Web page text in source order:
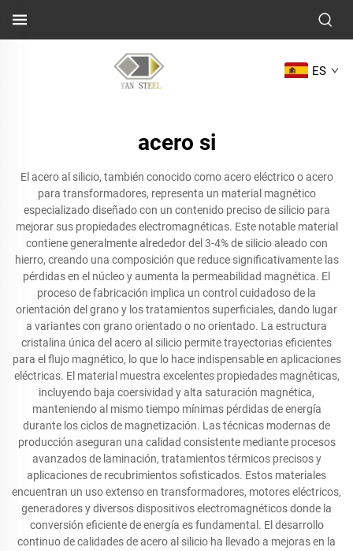
ES
acero si
El acero al silicio, también conocido como acero eléctrico o acero
para transformadores, representa un material magnético
especializado diseñado con un contenido preciso de silicio para
mejorar sus propiedades electromagnéticas. Este notable material
contiene generalmente alrededor del 3-4% de silicio aleado con
hierro, creando una composición que reduce significativamente las
pérdidas en el núcleo y aumenta la permeabilidad magnética. El
proceso de fabricación implica un control cuidadoso de la
orientación del grano y los tratamientos superficiales, dando lugar
a variantes con grano orientado o no orientado. La estructura
cristalina única del acero al silicio permite trayectorias eficientes
para el flujo magnético, lo que lo hace indispensable en aplicaciones
eléctricas. El material muestra excelentes propiedades magnéticas,
incluyendo baja coersividad y alta saturación magnética,
manteniendo al mismo tiempo mínimas pérdidas de energía
durante los ciclos de magnetización. Las técnicas modernas de
producción aseguran una calidad consistente mediante procesos
avanzados de laminación, tratamientos térmicos precisos y
aplicaciones de recubrimientos sofisticados. Estos materiales
encuentran un uso extenso en transformadores, motores eléctricos,
generadores y diversos dispositivos electromagnéticos donde la
conversión eficiente de energía es fundamental. El desarrollo
continuo de calidades de acero al silicio ha llevado a mejoras en la